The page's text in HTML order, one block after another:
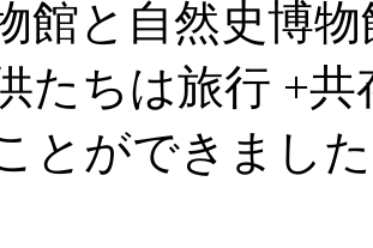
館と自然史博
たちは旅行 +
とができまし